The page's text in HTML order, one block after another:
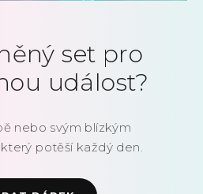
set pro
událost?
nebo svým blízkým
potěší každý den.